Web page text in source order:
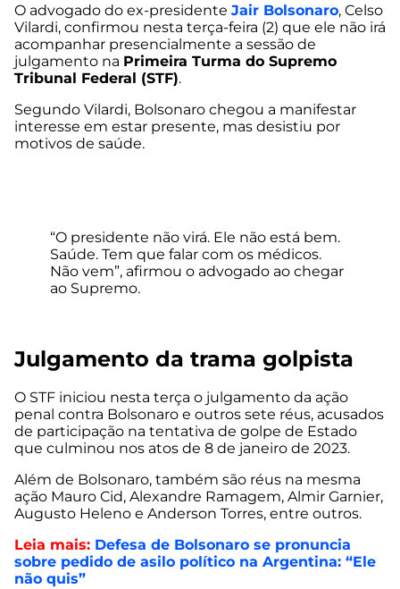
O advogado do ex-presidente Jair Bolsonaro, Celso
Vilardi, confirmou nesta terça-feira (2) que ele não irá
acompanhar presencialmente a sessão de
julgamento na Primeira Turma do Supremo
Tribunal Federal (STF).
Segundo Vilardi, Bolsonaro chegou a manifestar
interesse em estar presente, mas desistiu por
motivos de saúde.
“O presidente não virá. Ele não está bem.
Saúde. Tem que falar com os médicos.
Não vem”, afirmou o advogado ao chegar
ao Supremo.
Julgamento da trama golpista
O STF iniciou nesta terça o julgamento da ação
penal contra Bolsonaro e outros sete réus, acusados
de participação na tentativa de golpe de Estado
que culminou nos atos de 8 de janeiro de 2023.
Além de Bolsonaro, também são réus na mesma
ação Mauro Cid, Alexandre Ramagem, Almir Garnier,
Augusto Heleno e Anderson Torres, entre outros.
Leia mais: Defesa de Bolsonaro se pronuncia
sobre pedido de asilo político na Argentina: “Ele
não quis”